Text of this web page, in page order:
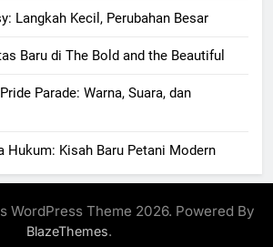
Langkah Kecil, Perubahan Besar
Baru di The Bold and the Beautiful
Parade: Warna, Suara, dan
Hukum: Kisah Baru Petani Modern
WordPress Theme 2026. Powered By
BlazeThemes.